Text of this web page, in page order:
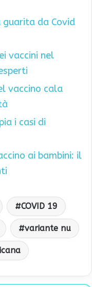
da Covid
vaccini nel
vaccino cala
i casi di
ai bambini: il
COVID 19
variante nu